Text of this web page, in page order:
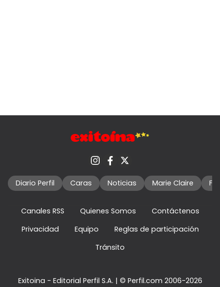
Diario Perfil Caras Noticias Marie Claire
Canales RSS Quienes Somos
Contáctenos
Privacidad
Equipo
Reglas de participación
Tránsito
Exitoina - Editorial Perfil S.A. | © Perfil.com 2006-2026